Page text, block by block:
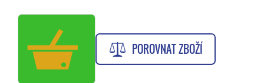
POROVNAT ZBOŽÍ